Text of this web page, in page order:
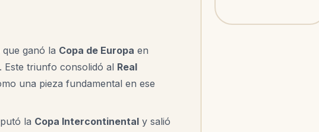
ganó la Copa de Europa en
triunfo consolidó al Real
una pieza fundamental en ese
la Copa Intercontinental y salió